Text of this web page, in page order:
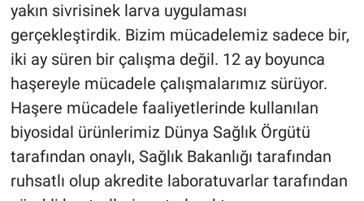
yakın sivrisinek larva uygulaması
gerçekleştirdik. Bizim mücadelemiz sadece bir,
iki ay süren bir çalışma değil. 12 ay boyunca
haşereyle mücadele çalışmalarımız sürüyor.
Haşere mücadele faaliyetlerinde kullanılan
biyosidal ürünlerimiz Dünya Sağlık Örgütü
tarafından onaylı, Sağlık Bakanlığı tarafından
ruhsatlı olup akredite laboratuvarlar tarafından